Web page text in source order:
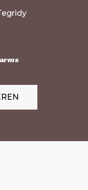
Deze
kan
worden